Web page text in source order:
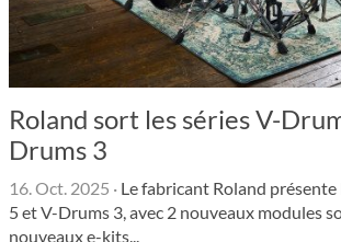
Roland sort les séries V-
Drums 3
16. Oct. 2025 · Le fabricant Roland
5 et V-Drums 3, avec 2 nouveaux modules
nouveaux e-kits...